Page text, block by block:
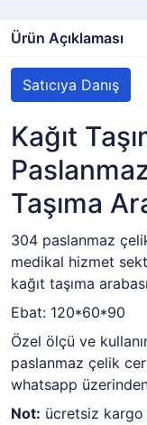
Ürün Açıklaması
Satıcıya Danış
Kağıt
Taşıma
304 paslanmaz
medikal hizmet
kağıt taşıma arabası
Ebat: 120*60*90
Özel ölçü ve
paslanmaz çelik
whatsapp
Not: ücretsiz kargo